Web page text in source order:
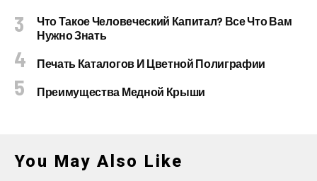
Что Такое Человеческий Капитал? Все Что Вам
Нужно Знать
Печать Каталогов И Цветной Полиграфии
Преимущества Медной Крыши
You May Also Like